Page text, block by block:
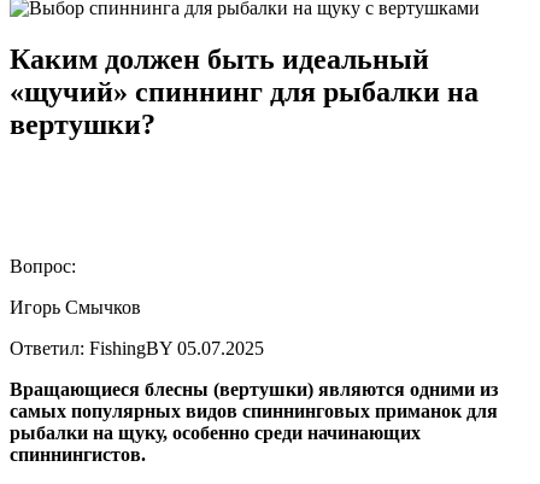
Каким должен быть идеальный
«щучий» спиннинг для рыбалки на
вертушки?
Вопрос:
Игорь Смычков
Ответил: FishingBY 05.07.2025
Вращающиеся блесны (вертушки) являются одними из
самых популярных видов спиннинговых приманок для
рыбалки на щуку, особенно среди начинающих
спиннингистов.